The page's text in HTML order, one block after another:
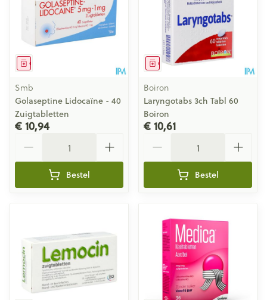
Geneesmiddel
Smb
Golaseptine Lidocaïne - 40
Zuigtabletten
€ 10,94
Bestel
Geneesmiddel
Boiron
Laryngotabs 3ch Tabl 60
Boiron
€ 10,61
Bestel